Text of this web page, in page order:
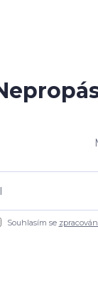
Souhlasím se